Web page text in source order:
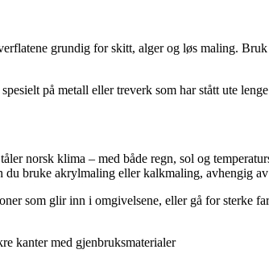
grundig for skitt, alger og løs maling.
på metall eller treverk som har stått ute
norsk klima – med både regn, sol og
du bruke akrylmaling eller kalkmaling, avhengig
som glir inn i omgivelsene, eller gå for sterke
kanter med gjenbruksmaterialer